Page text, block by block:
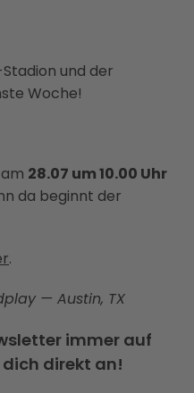
und der
Woche!
28.07 um 10.00 Uhr
da beginnt der
.
— Austin, TX
immer auf
dich direkt an!